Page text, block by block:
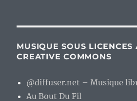
MUSIQUE SOUS LICENCES
CREATIVE COMMONS
@diffuser.net – Musique
Au Bout Du Fil